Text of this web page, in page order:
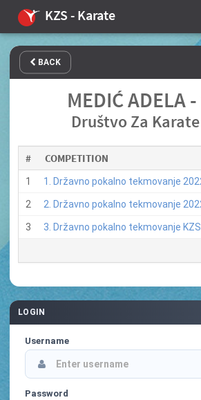
KZS - Karate
BACK
MEDIĆ ADELA
Društvo Za
# COMPETITION
1 1. Državno pokalno tekmovanje
2 2. Državno pokalno tekmovanje
3 3. Državno pokalno tekmovanje KZS
LOGIN
Username
Password